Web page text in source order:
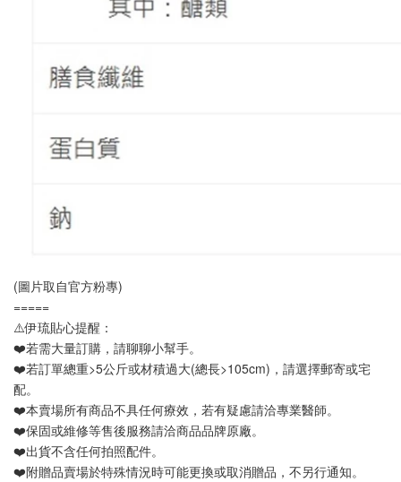
(圖片取自官方粉專)
=====
⚠️伊琉貼心提醒：
❤️若需大量訂購，請聊聊小幫手。
❤️若訂單總重>5公斤或材積過大(總長>105cm)，請選擇郵寄或宅
配。
❤️本賣場所有商品不具任何療效，若有疑慮請洽專業醫師。
❤️保固或維修等售後服務請洽商品品牌原廠。
❤️出貨不含任何拍照配件。
❤️附贈品賣場於特殊情況時可能更換或取消贈品，不另行通知。